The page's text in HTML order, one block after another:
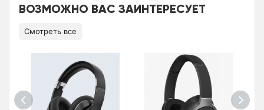
ВОЗМОЖНО ВАС ЗАИНТЕРЕСУЕТ
Смотреть все